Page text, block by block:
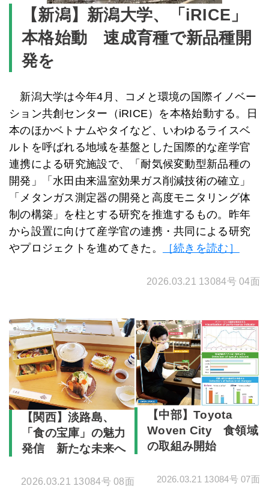
【新潟】新潟大学、「iRICE」
本格始動 速成育種で新品種開
発を
新潟大学は今年4月、コメと環境の国際イノベー
ション共創センター（iRICE）を本格始動する。日
本のほかベトナムやタイなど、いわゆるライスベ
ルトを呼ばれる地域を基盤とした国際的な産学官
連携による研究施設で、「耐気候変動型新品種の
開発」「水田由来温室効果ガス削減技術の確立」
「メタンガス測定器の開発と高度モニタリング体
制の構築」を柱とする研究を推進するもの。昨年
から設置に向けて産学官の連携・共同による研究
やプロジェクトを進めてきた。
［続きを読む］
2026.03.21 13084号 04面
【関西】淡路島、
「食の宝庫」の魅力
発信 新たな未来へ
2026.03.21 13084号 08面
【中部】Toyota
Woven City 食領域
の取組み開始
2026.03.21 13084号 07面